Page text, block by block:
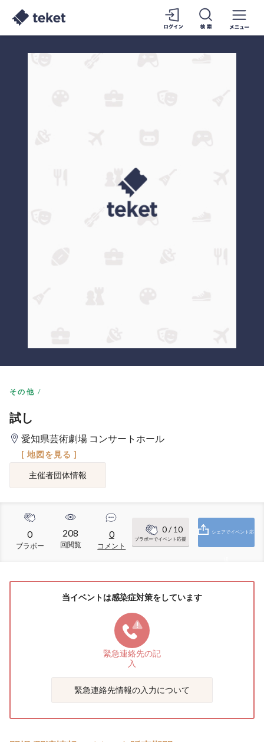
その他
試し
愛知県芸術劇場 コンサートホール
[ 地図を見る ]
主催者団体情報
0
ブラボー
208
回閲覧
0
コメント
0/ 10
ブラボーでイベント応援
シェアでイベント応
当イベントは感染症対策をしています
緊急連絡先の記
入
緊急連絡先情報の入力について